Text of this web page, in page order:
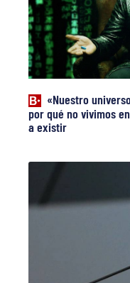
«Nuestro
por qué no vivimos
a existir